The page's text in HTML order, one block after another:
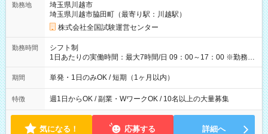
例】 ・河合塾模擬試験 8:30～17:30（休憩1時間） 時給1,300円
×8時間＝日収10,400円＋交通費 ※当日の役割により時給＋100
円の場合あり ・国家試験 7:00～13:30（休憩なし） 時給1,300
円（役割手当＋100円）×6時間＝日収8,400円＋交通費 【試用期
間】試用期間なし
勤務地
埼玉県川越市
埼玉県川越市脇田町（最寄り駅：川越駅）
株式会社全国試験運営センター
勤務時間
シフト制
1日あたりの実働時間：最大7時間/日 09：00～17：00 ※勤務時
間は 試験により異なります。
期間 単発・1日のみOK / 短期（1ヶ月以内）
特徴 週1日からOK / 副業・WワークOK / 10名以上の大量募集
気になる！ 応募する 詳細へ